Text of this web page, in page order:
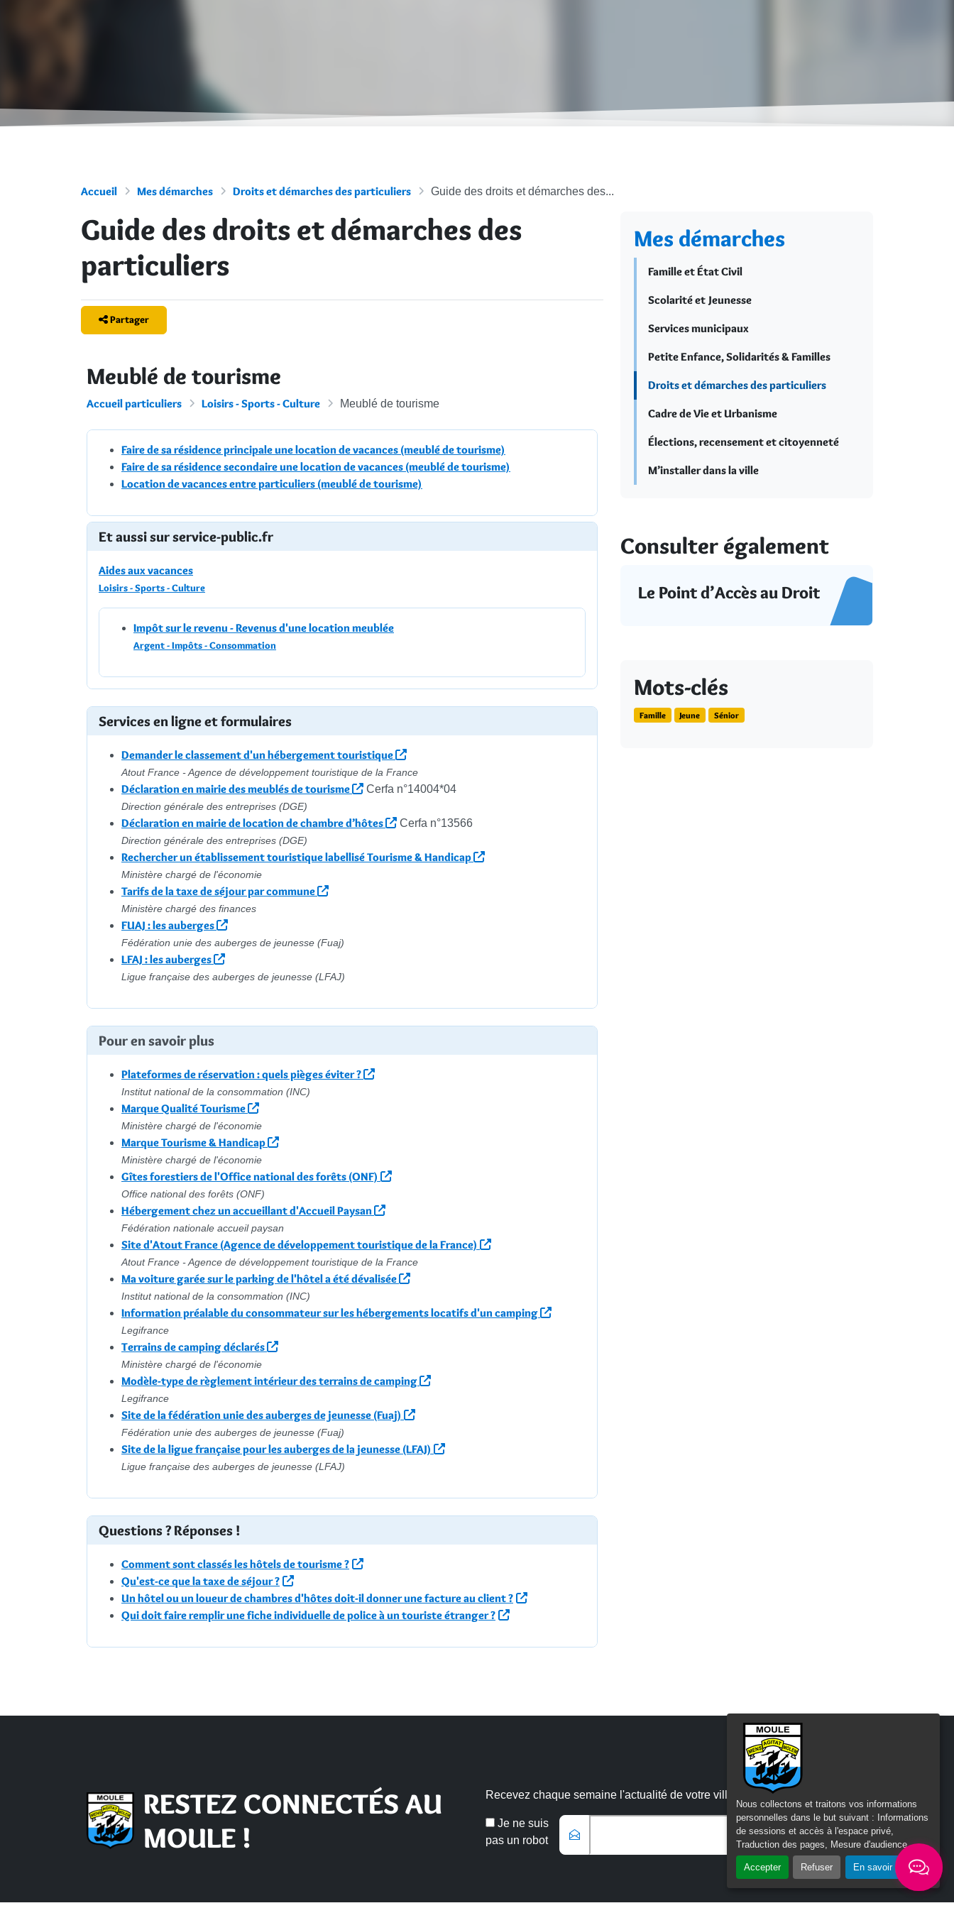
Nous collectons et traitons vos informations
personnelles dans le but suivant :
Informations
de sessions et accès à l'espace privé,
Traduction des pages, Mesure d'audience.
Accepter Refuser En savoir plus
Accueil Mes démarches Droits et démarches des particuliers Guide des droits et démarches des...
Guide des droits et démarches des
particuliers
Partager
Meublé de tourisme
Accueil particuliers Loisirs - Sports - Culture Meublé de tourisme
Faire de sa résidence principale une location de vacances (meublé de tourisme)
Faire de sa résidence secondaire une location de vacances (meublé de tourisme)
Location de vacances entre particuliers (meublé de tourisme)
Et aussi sur service-public.fr
Aides aux vacances
Loisirs - Sports - Culture
Impôt sur le revenu - Revenus d'une location meublée
Argent - Impôts - Consommation
Services en ligne et formulaires
Demander le classement d'un hébergement touristique
Atout France - Agence de développement touristique de la France
Déclaration en mairie des meublés de tourisme Cerfa n°14004*04
Direction générale des entreprises (DGE)
Déclaration en mairie de location de chambre d’hôtes Cerfa n°13566
Direction générale des entreprises (DGE)
Rechercher un établissement touristique labellisé Tourisme & Handicap
Ministère chargé de l'économie
Tarifs de la taxe de séjour par commune
Ministère chargé des finances
FUAJ : les auberges
Fédération unie des auberges de jeunesse (Fuaj)
LFAJ : les auberges
Ligue française des auberges de jeunesse (LFAJ)
Pour en savoir plus
Plateformes de réservation : quels pièges éviter ?
Institut national de la consommation (INC)
Marque Qualité Tourisme
Ministère chargé de l'économie
Marque Tourisme & Handicap
Ministère chargé de l'économie
Gîtes forestiers de l'Office national des forêts (ONF)
Office national des forêts (ONF)
Hébergement chez un accueillant d'Accueil Paysan
Fédération nationale accueil paysan
Site d'Atout France (Agence de développement touristique de la France)
Atout France - Agence de développement touristique de la France
Ma voiture garée sur le parking de l'hôtel a été dévalisée
Institut national de la consommation (INC)
Information préalable du consommateur sur les hébergements locatifs d'un camping
Legifrance
Terrains de camping déclarés
Ministère chargé de l'économie
Modèle-type de règlement intérieur des terrains de camping
Legifrance
Site de la fédération unie des auberges de jeunesse (Fuaj)
Fédération unie des auberges de jeunesse (Fuaj)
Site de la ligue française pour les auberges de la jeunesse (LFAJ)
Ligue française des auberges de jeunesse (LFAJ)
Questions ? Réponses !
Comment sont classés les hôtels de tourisme ?
Qu'est-ce que la taxe de séjour ?
Un hôtel ou un loueur de chambres d'hôtes doit-il donner une facture au client ?
Qui doit faire remplir une fiche individuelle de police à un touriste étranger ?
Mes démarches
Famille et État Civil
Scolarité et Jeunesse
Services municipaux
Petite Enfance, Solidarités & Familles
Droits et démarches des particuliers
Cadre de Vie et Urbanisme
Élections, recensement et citoyenneté
M’installer dans la ville
Consulter également
Le Point d’Accès au Droit
Mots-clés
Famille Jeune Sénior
RESTEZ CONNECTÉS AU
MOULE !
Recevez chaque semaine l'actualité de votre ville
Je ne suis
pas un robot
Email